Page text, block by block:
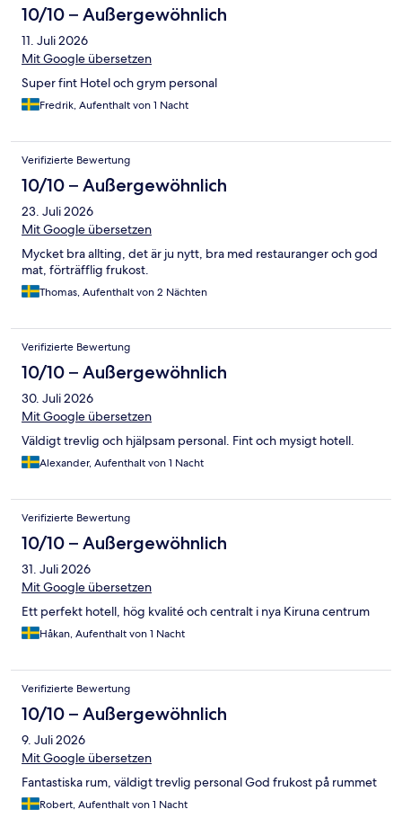
10/10 – Außergewöhnlich
11. Juli 2026
Mit Google übersetzen
Super fint Hotel och grym personal
Fredrik, Aufenthalt von 1 Nacht
Verifizierte Bewertung
10/10 – Außergewöhnlich
23. Juli 2026
Mit Google übersetzen
Mycket bra allting, det är ju nytt, bra med restauranger och god
mat, förträfflig frukost.
Thomas, Aufenthalt von 2 Nächten
Verifizierte Bewertung
10/10 – Außergewöhnlich
30. Juli 2026
Mit Google übersetzen
Väldigt trevlig och hjälpsam personal. Fint och mysigt hotell.
Alexander, Aufenthalt von 1 Nacht
Verifizierte Bewertung
10/10 – Außergewöhnlich
31. Juli 2026
Mit Google übersetzen
Ett perfekt hotell, hög kvalité och centralt i nya Kiruna centrum
Håkan, Aufenthalt von 1 Nacht
Verifizierte Bewertung
10/10 – Außergewöhnlich
9. Juli 2026
Mit Google übersetzen
Fantastiska rum, väldigt trevlig personal God frukost på rummet
Robert, Aufenthalt von 1 Nacht